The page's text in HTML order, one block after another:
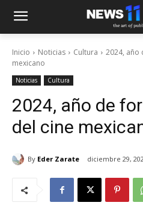
Inicio Noticias Cultura
2024, año
mexicano
Noticias Cultura
2024, año de
del cine
By Eder Zarate diciembre 29,